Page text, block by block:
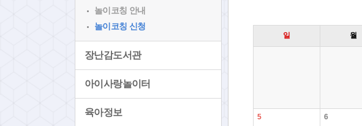
놀이코칭 안내
놀이코칭 신청
장난감도서관
아이사랑놀이터
육아정보
일 월
5 6